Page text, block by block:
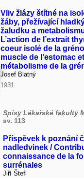
Vliv žlázy štítné na
žáby, přežívající
žaludku a
L’action de l’extrait
coeur isolé de la
muscle de l’estomac
métabolisme de la
Josef Blatný
1931
Spisy Lékařské fakulty
sv. 113
Příspěvek k poznání
nadledvinek /
connaissance de la
surrénales
Jiří Štefl